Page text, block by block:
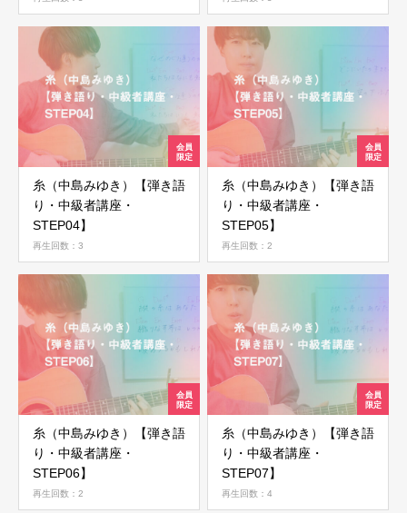
糸（中島みゆき）【弾き語
り・中級者講座・
STEP04】
再生回数：3
糸（中島みゆき）【弾き語
り・中級者講座・
STEP05】
再生回数：2
糸（中島みゆき）【弾き語
り・中級者講座・
STEP06】
再生回数：2
糸（中島みゆき）【弾き語
り・中級者講座・
STEP07】
再生回数：4
ログイン
ログイン情報を記憶する
パスワードを忘れた場合
会員ではない方は会員登録してください
新規会員登録